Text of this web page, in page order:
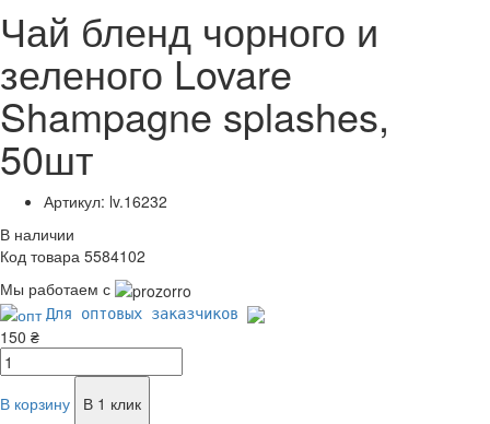
Чай бленд чорного и
зеленого Lovare
Shampagne splashes,
50шт
Артикул: lv.16232
В наличии
Код товара 5584102
Мы работаем с
Для оптовых заказчиков
150 ₴
В корзину
В 1 клик